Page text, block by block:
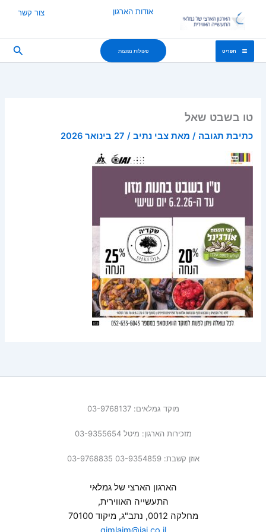
אודות הארגון צור קשר
תפריט פעולות נפוצות
טו בשבט שאל
כתיבת תגובה / מאתצבי נתיב/ 27 בינואר 2026
מוקד גמלאים: 03-9768137
מזכירות הארגון: מיטל 03-9355654
אוזן קשבת: 03-9354859 03-9768835
הארגון הארצי של גמלאי
התעשייה האווירית,
מחלקה 0012, נתב"ג, מיקוד 70100